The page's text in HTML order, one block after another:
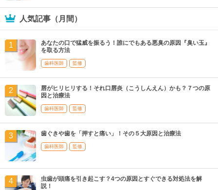
人気記事（月間）
あなたの口で猛威を振るう！誰にでもある悪臭の原因『臭い玉』
を取る方法
歯科医師 監修
唇がヒリヒリする！それ口唇炎（こうしんえん）かも？７つの原
因と治療法
歯科医師 監修
歯ぐきや歯を「押すと痛い」！その５大原因と治療法
歯科医師 監修
虫歯が頭痛を引き起こす？4つの原因とすぐできる対処法を解
説！